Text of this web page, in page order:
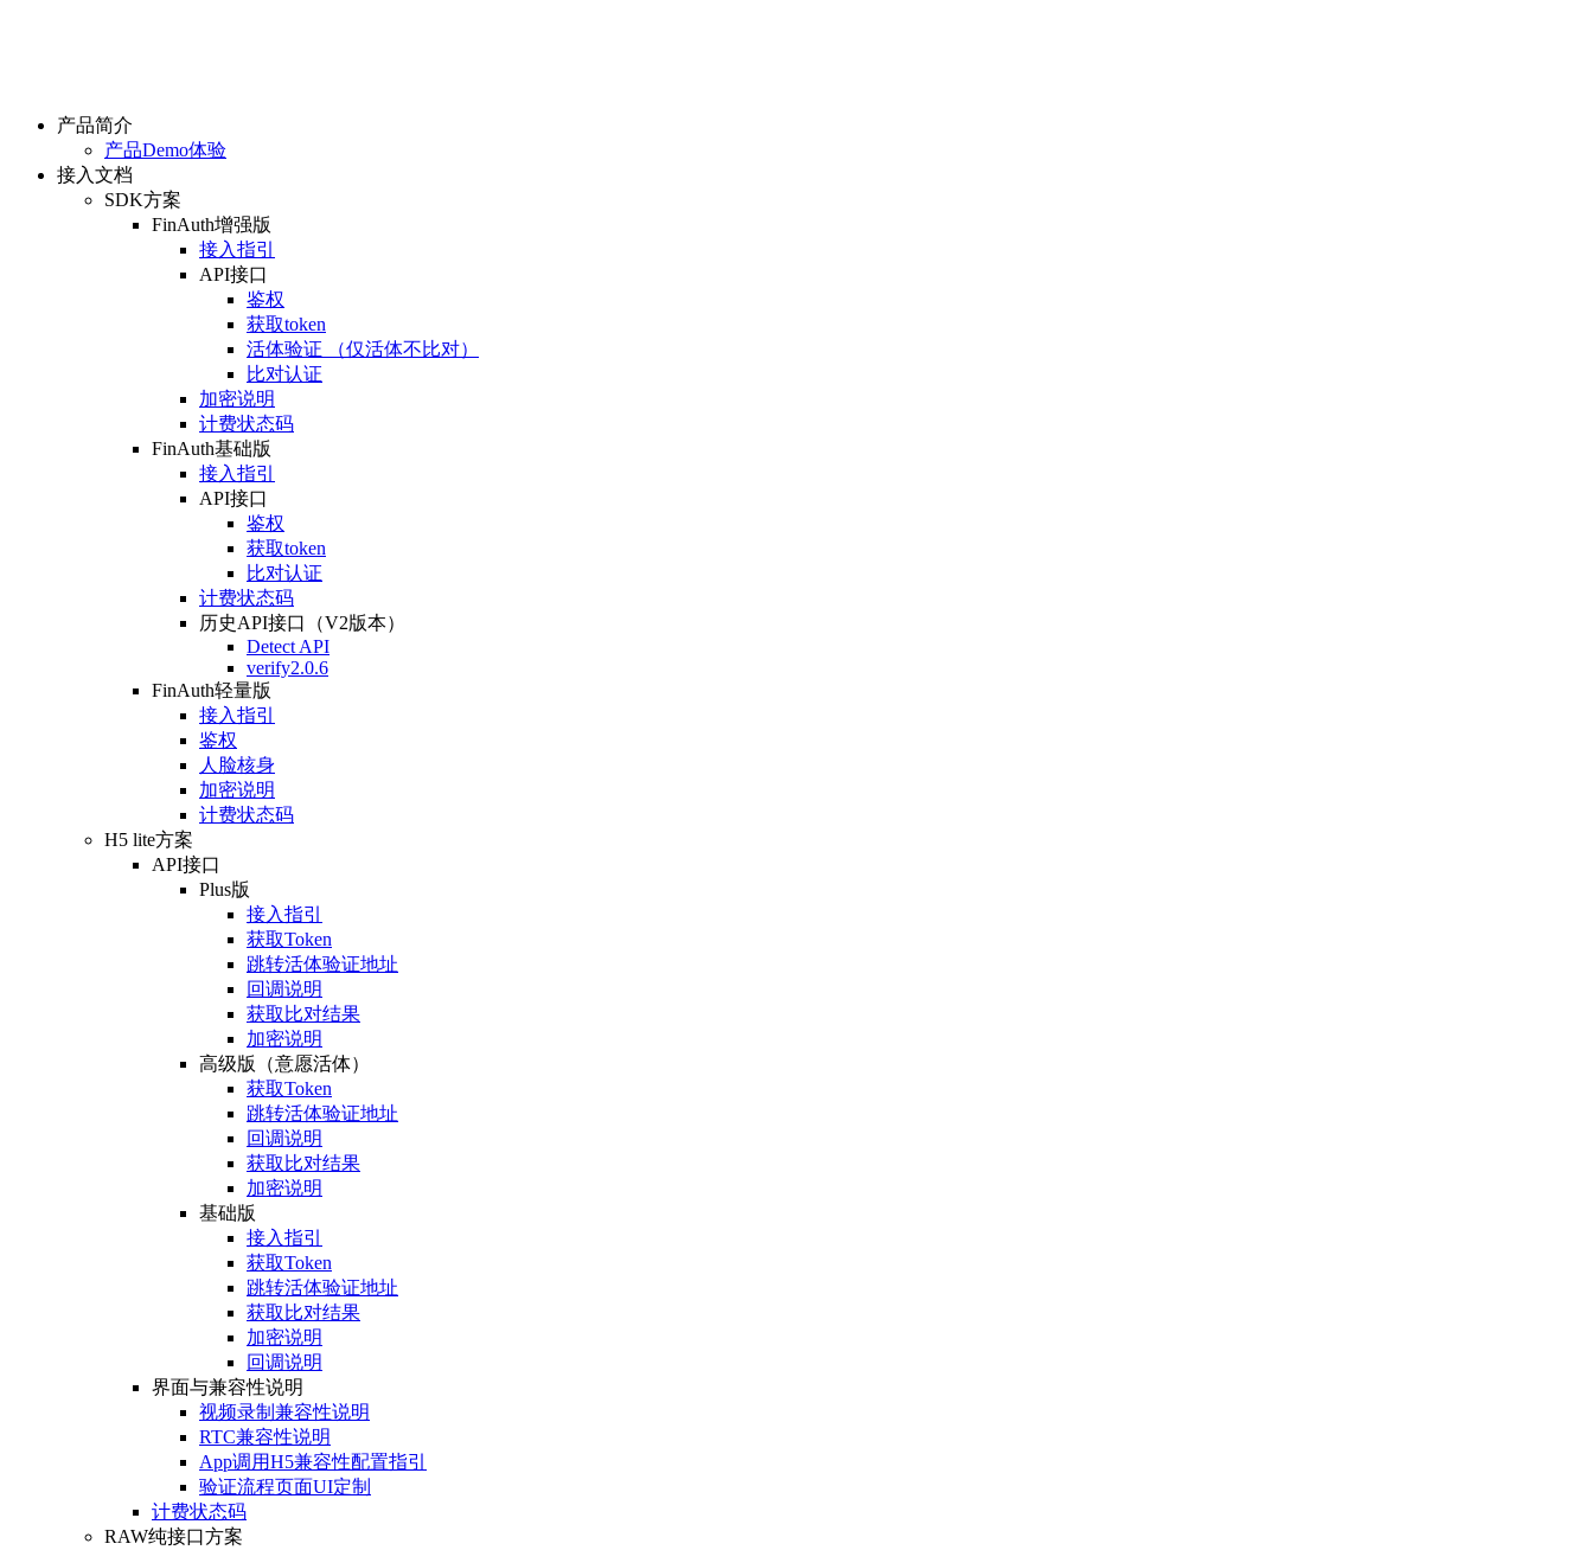
产品简介
产品Demo体验
接入文档
SDK方案
FinAuth增强版
接入指引
API接口
鉴权
获取token
活体验证 （仅活体不比对）
比对认证
加密说明
计费状态码
FinAuth基础版
接入指引
API接口
鉴权
获取token
比对认证
计费状态码
历史API接口（V2版本）
Detect API
verify2.0.6
FinAuth轻量版
接入指引
鉴权
人脸核身
加密说明
计费状态码
H5 lite方案
API接口
Plus版
接入指引
获取Token
跳转活体验证地址
回调说明
获取比对结果
加密说明
高级版（意愿活体）
获取Token
跳转活体验证地址
回调说明
获取比对结果
加密说明
基础版
接入指引
获取Token
跳转活体验证地址
获取比对结果
加密说明
回调说明
界面与兼容性说明
视频录制兼容性说明
RTC兼容性说明
App调用H5兼容性配置指引
验证流程页面UI定制
计费状态码
RAW纯接口方案